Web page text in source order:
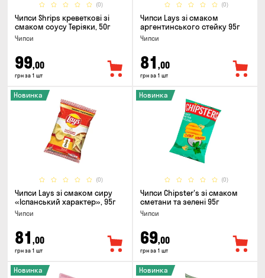
(0)
Чипси Shrips креветкові зі
смаком соусу Теріяки, 50г
Чипси
99,00
грн за 1 шт
(0)
Чипси Lays зі смаком
аргентинського стейку 95г
Чипси
81 ,00
грн за 1 шт
(0)
Новинка
Чипси Lays зі смаком сиру
«Іспанський характер», 95г
Чипси
81 ,00
грн за 1 шт
(0)
Новинка
Чипси Chipster's зі смаком
сметани та зелені 95г
Чипси
69,00
грн за 1 шт
Новинка Новинка